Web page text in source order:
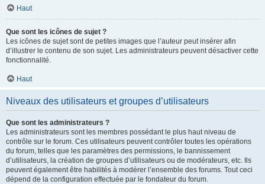
Haut
Que sont les icônes de sujet ?
Les icônes de sujet sont de petites images que l’auteur peut insérer afin
d’illustrer le contenu de son sujet. Les administrateurs peuvent désactiver cette
fonctionnalité.
Haut
Niveaux des utilisateurs et groupes d’utilisateurs
Que sont les administrateurs ?
Les administrateurs sont les membres possédant le plus haut niveau de
contrôle sur le forum. Ces utilisateurs peuvent contrôler toutes les opérations
du forum, telles que les paramètres des permissions, le bannissement
d’utilisateurs, la création de groupes d’utilisateurs ou de modérateurs, etc. Ils
peuvent également être habilités à modérer l’ensemble des forums. Tout ceci
dépend de la configuration effectuée par le fondateur du forum.